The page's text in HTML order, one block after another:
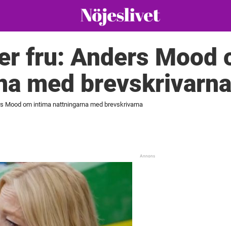
fru: Anders Mood
med brevskrivarna
Mood om intima nattningarna med brevskrivarna